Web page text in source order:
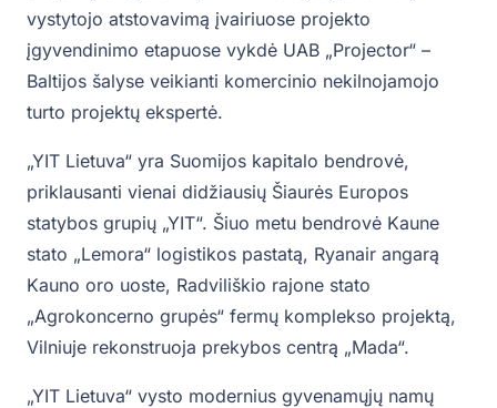
vystytojo atstovavimą įvairiuose projekto
įgyvendinimo etapuose vykdė UAB „Projector“ –
Baltijos šalyse veikianti komercinio nekilnojamojo
turto projektų ekspertė.
„YIT Lietuva“ yra Suomijos kapitalo bendrovė,
priklausanti vienai didžiausių Šiaurės Europos
statybos grupių „YIT“. Šiuo metu bendrovė Kaune
stato „Lemora“ logistikos pastatą, Ryanair angarą
Kauno oro uoste, Radviliškio rajone stato
„Agrokoncerno grupės“ fermų komplekso projektą,
Vilniuje rekonstruoja prekybos centrą „Mada“.
„YIT Lietuva“ vysto modernius gyvenamųjų namų